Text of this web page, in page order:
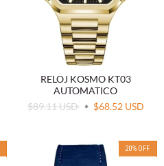
RELOJ KOSMO KT03
AUTOMATICO
$89.11 USD
$68.52 USD
20% OFF